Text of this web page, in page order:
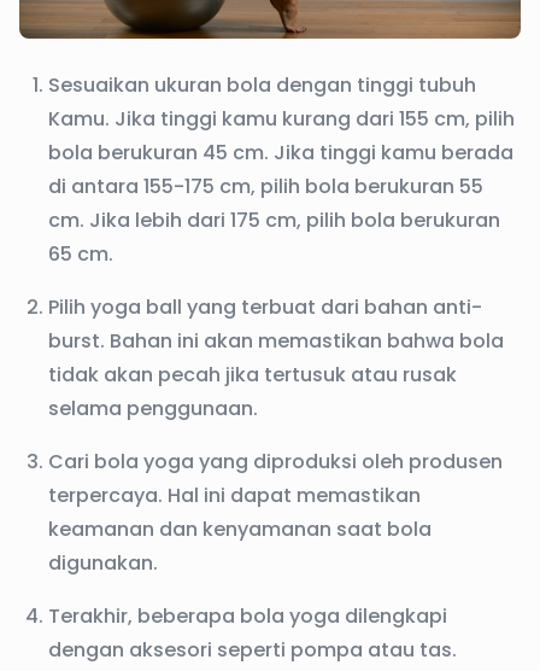
Sesuaikan ukuran bola dengan tinggi tubuh
Kamu. Jika tinggi kamu kurang dari 155 cm, pilih
bola berukuran 45 cm. Jika tinggi kamu berada
di antara 155-175 cm, pilih bola berukuran 55
cm. Jika lebih dari 175 cm, pilih bola berukuran
65 cm.
Pilih yoga ball yang terbuat dari bahan anti-
burst. Bahan ini akan memastikan bahwa bola
tidak akan pecah jika tertusuk atau rusak
selama penggunaan.
Cari bola yoga yang diproduksi oleh produsen
terpercaya. Hal ini dapat memastikan
keamanan dan kenyamanan saat bola
digunakan.
Terakhir, beberapa bola yoga dilengkapi
dengan aksesori seperti pompa atau tas.